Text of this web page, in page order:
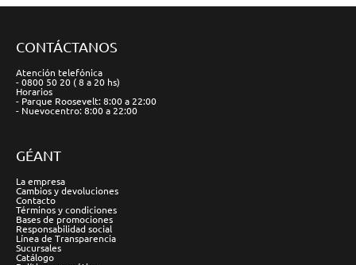
CONTÁCTANOS
Atención telefónica
- 0800 50 20 ( 8 a 20 hs)
Horarios
- Parque Roosevelt: 8:00 a 22:00
- Nuevocentro: 8:00 a 22:00
GÉANT
La empresa
Cambios y devoluciones
Contacto
Términos y condiciones
Bases de promociones
Responsabilidad social
Línea de Transparencia
Sucursales
Catálogo